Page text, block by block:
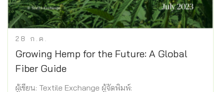
28 ก.ค.
Growing Hemp for the Future: A Global
Fiber Guide
ผู้เขียน: Textile Exchange ผู้จัดพิมพ์: